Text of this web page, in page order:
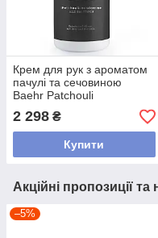
Крем для рук з ароматом
пачулі та сечовиною
Baehr Patchouli
Handcreme, 500 мл
2 298 ₴
Купити
Акційні пропозиції та
–5%